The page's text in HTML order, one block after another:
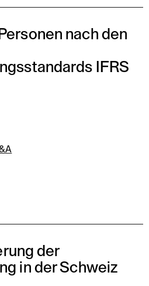
nach den
IFRS
der
in der Schweiz